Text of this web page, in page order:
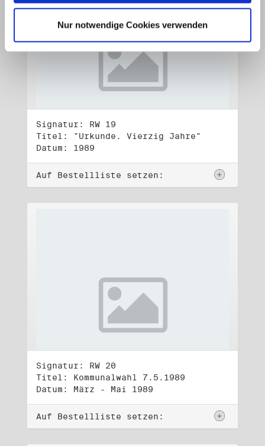
Nur notwendige Cookies verwenden
Signatur: RW 19
Titel: "Urkunde. Vierzig Jahre"
Datum: 1989
Auf Bestellliste setzen:
Signatur: RW 20
Titel: Kommunalwahl 7.5.1989
Datum: März - Mai 1989
Auf Bestellliste setzen: